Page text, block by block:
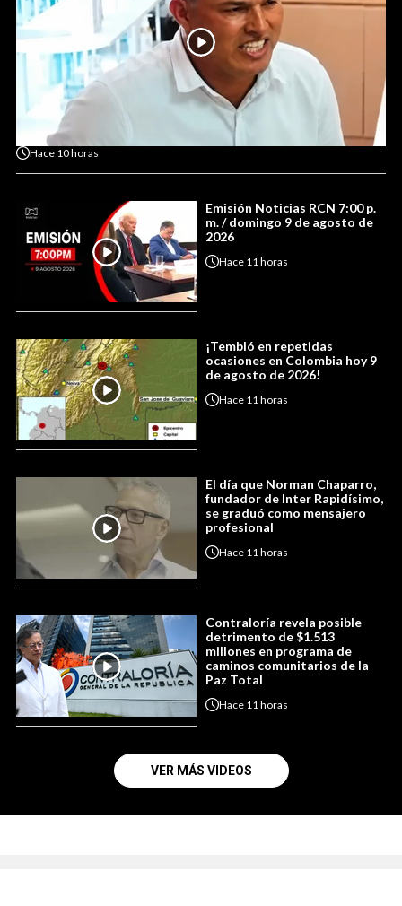
Hace 10 horas
Emisión Noticias RCN 7:00 p.
m. / domingo 9 de agosto de
2026
Hace 11 horas
¡Tembló en repetidas
ocasiones en Colombia hoy 9
de agosto de 2026!
Hace 11 horas
El día que Norman Chaparro,
fundador de Inter Rapidísimo,
se graduó como mensajero
profesional
Hace 11 horas
Contraloría revela posible
detrimento de $1.513
millones en programa de
caminos comunitarios de la
Paz Total
Hace 11 horas
VER MÁS VIDEOS